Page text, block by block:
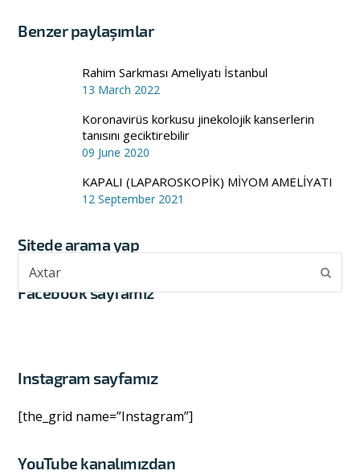
Benzer paylaşımlar
Rahim Sarkması Ameliyatı İstanbul
13 March 2022
Koronavirüs korkusu jinekolojik kanserlerin
tanısını geciktirebilir
09 June 2020
KAPALI (LAPAROSKOPİK) MİYOM AMELİYATI
12 September 2021
Sitede arama yap
Facebook sayfamız
Instagram sayfamız
[the_grid name=”Instagram”]
YouTube kanalımızdan